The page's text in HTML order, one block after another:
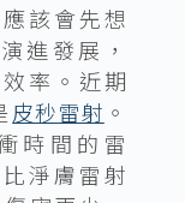
該會先想
進發展，
率。近期
皮秒雷射 。
時間的雷
淨膚雷射